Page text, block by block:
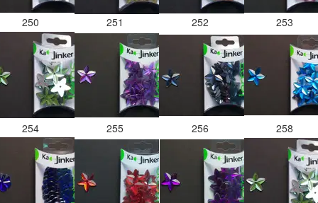
250 251 252 253
254 255 256 258